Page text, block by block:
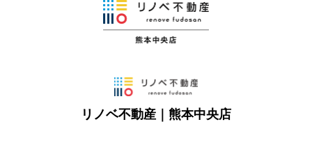
リノベ不動産｜熊本中央店